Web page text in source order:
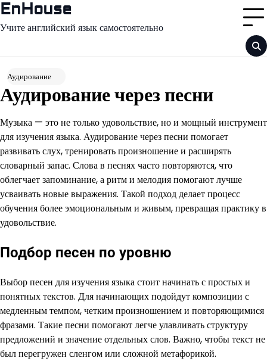
Перейти
содержимому
EnHouse
Учите английский язык самостоятельно
Аудирование
Аудирование через песни
Музыка — это не только удовольствие, но и мощный инструмент
для изучения языка. Аудирование через песни помогает
развивать слух, тренировать произношение и расширять
словарный запас. Слова в песнях часто повторяются, что
облегчает запоминание, а ритм и мелодия помогают лучше
усваивать новые выражения. Такой подход делает процесс
обучения более эмоциональным и живым, превращая практику в
удовольствие.
Подбор песен по уровню
Выбор песен для изучения языка стоит начинать с простых и
понятных текстов. Для начинающих подойдут композиции с
медленным темпом, четким произношением и повторяющимися
фразами. Такие песни помогают легче улавливать структуру
предложений и значение отдельных слов. Важно, чтобы текст не
был перегружен сленгом или сложной метафорикой.